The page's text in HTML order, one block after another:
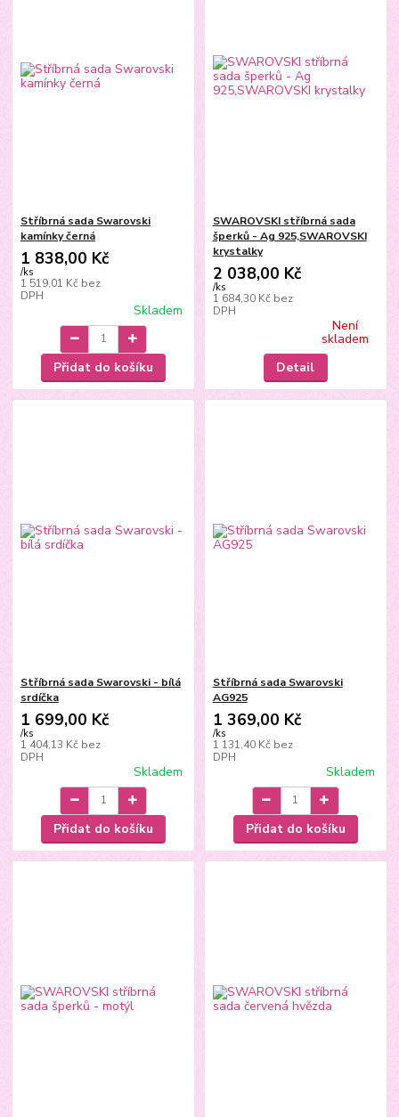
Stříbrná sada Swarovski
kamínky černá
1 838,00 Kč
/ks
1 519,01 Kč bez
DPH
Skladem
Přidat do košíku
SWAROVSKI stříbrná sada
šperků - Ag 925,SWAROVSKI
krystalky
2 038,00 Kč
/ks
1 684,30 Kč bez
DPH
Není
skladem
Detail
Stříbrná sada Swarovski - bílá
srdíčka
1 699,00 Kč
/ks
1 404,13 Kč bez
DPH
Skladem
Přidat do košíku
Stříbrná sada Swarovski
AG925
1 369,00 Kč
/ks
1 131,40 Kč bez
DPH
Skladem
Přidat do košíku